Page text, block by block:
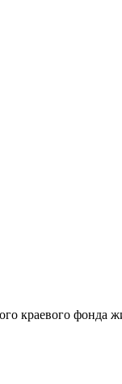
краевого